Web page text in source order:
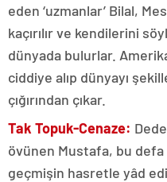
eden ‘uzmanlar’ Bilal,
kaçırılır ve kendilerini
dünyada bulurlar.
ciddiye alıp dünyayı
çığırından çıkar.
Tak Topuk-Cenaze:
övünen Mustafa, bu defa
geçmişin hasretle yâd